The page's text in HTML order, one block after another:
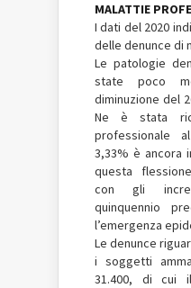
MALATTIE
I dati del 2020
delle denunce di
Le patologie
state poco
diminuzione del
Ne è stata
professionale
3,33% è ancora
questa
con gli
quinquennio
l’emergenza
Le denunce
i soggetti
31.400, di cui